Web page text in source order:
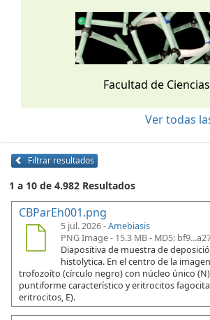
Facultad de Ciencias
Ver todas
Filtrar resultados
1 a 10 de 4.982 Resultados
CBParEh001.png
5 jul. 2026 -Amebiasis
PNG Image - 15.3 MB - MD5:
Diapositiva de muestra de
histolytica. En el centro de la
trofozoíto (círculo negro) con núcleo único
puntiforme característico y eritrocitos
eritrocitos, E).